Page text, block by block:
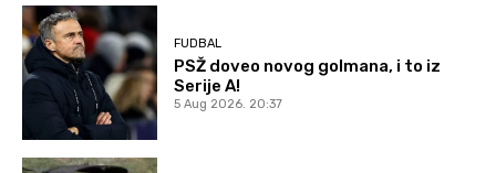
FUDBAL
PSŽ doveo novog golmana, i to iz
Serije A!
5 Aug 2026. 20:37